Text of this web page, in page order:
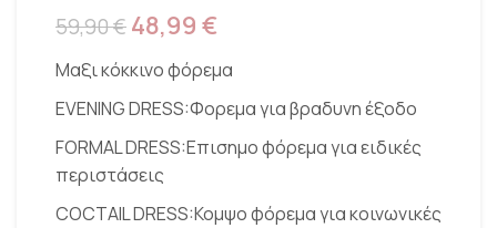
59,90€48,99 €
Μαξι κόκκινο φόρεμα
EVENING DRESS:Φορεμα για βραδυνη έξοδο
FORMAL DRESS:Επισημο φόρεμα για ειδικές
περιστάσεις
COCTAIL DRESS:Κομψο φόρεμα για κοινωνικές